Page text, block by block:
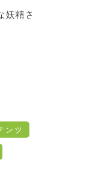
妖精さ
ンツ